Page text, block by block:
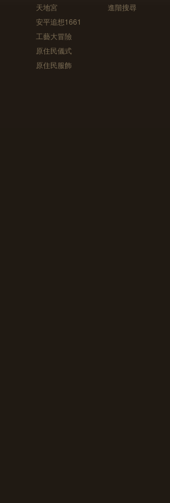
天地宮
安平追想1661
工藝大冒險
原住民儀式
原住民服飾
進階搜尋